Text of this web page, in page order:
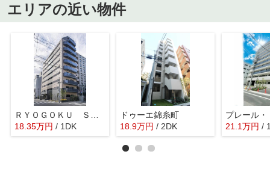
エリアの近い物件
18.35万円 / 1DK
ドゥーエ錦糸町
18.9万円 / 2DK 21.1万円 /